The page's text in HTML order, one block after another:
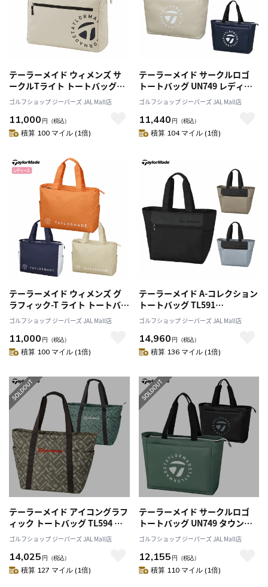
テーラーメイド ウィメンズ サ
ークルTライト トートバッグ
UN114 2024年モデル
TaylorMade 日本正規品
ゴルフショップ ジーパーズ JAL Mall店
11,000 円 （税込）
積算 100 マイル (1倍)
テーラーメイド サークルロゴ
トートバッグ UN749 レディー
ス TaylorMade ゴルフ 2025年
モデル 日本正規品
ゴルフショップ ジーパーズ JAL Mall店
11,440 円 （税込）
積算 104 マイル (1倍)
テーラーメイド ウィメンズ グ
ラフィック-T ライト トートバ
ッグ UN771 レディース
TaylorMade ゴルフ 2025年モ
デル 日本正規品
ゴルフショップ ジーパーズ JAL Mall店
11,000 円 （税込）
積算 100 マイル (1倍)
テーラーメイド A-コレクション
トートバッグ TL591
TaylorMade ゴルフ 2025年モ
デル 日本正規品
ゴルフショップ ジーパーズ JAL Mall店
14,960 円 （税込）
積算 136 マイル (1倍)
テーラーメイド アイコングラフ
ィック トートバッグ TL594 タ
ウンユース TaylorMade ゴルフ
2025年モデル 日本正規品
ゴルフショップ ジーパーズ JAL Mall店
14,025 円 （税込）
積算 127 マイル (1倍)
テーラーメイド サークルロゴ
トートバッグ UN749 タウンユ
ース TaylorMade ゴルフ 2025
年モデル 日本正規品
ゴルフショップ ジーパーズ JAL Mall店
12,155 円 （税込）
積算 110 マイル (1倍)